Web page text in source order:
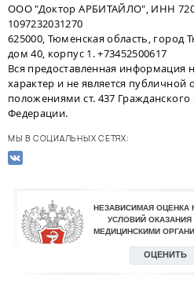
ООО "Доктор АРБИТАЙЛО", ИНН
1097232031270
625000, Тюменская область, город
дом 40, корпус 1. +73452500617
Вся предоставленная
характер и не является
положениями ст. 437 Гражданского
Федерации.
МЫ В СОЦИАЛЬНЫХ СЕТЯХ: